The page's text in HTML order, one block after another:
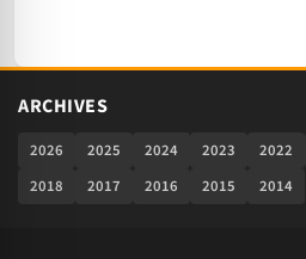
ARCHIVES
2026 2025 2024 2023 2022
2018
2017 2016 2015 2014